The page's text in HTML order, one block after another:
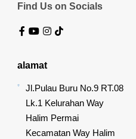
Find Us on Socials
alamat
Jl.Pulau Buru No.9 RT.08
Lk.1 Kelurahan Way
Halim Permai
Kecamatan Way Halim